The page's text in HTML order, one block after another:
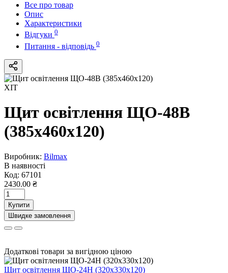
Все про товар
Опис
Характеристики
Відгуки 0
Питання - відповідь 0
ХІТ
Щит оcвiтлення ЩО-48В
(385х460х120)
Виробник: Bilmax
В наявності
Код: 67101
2430.00 ₴
Купити
Швидке замовлення
Додаткові товари за вигідною ціною
Щит оcвiтлення ЩО-24Н (320х330х120)